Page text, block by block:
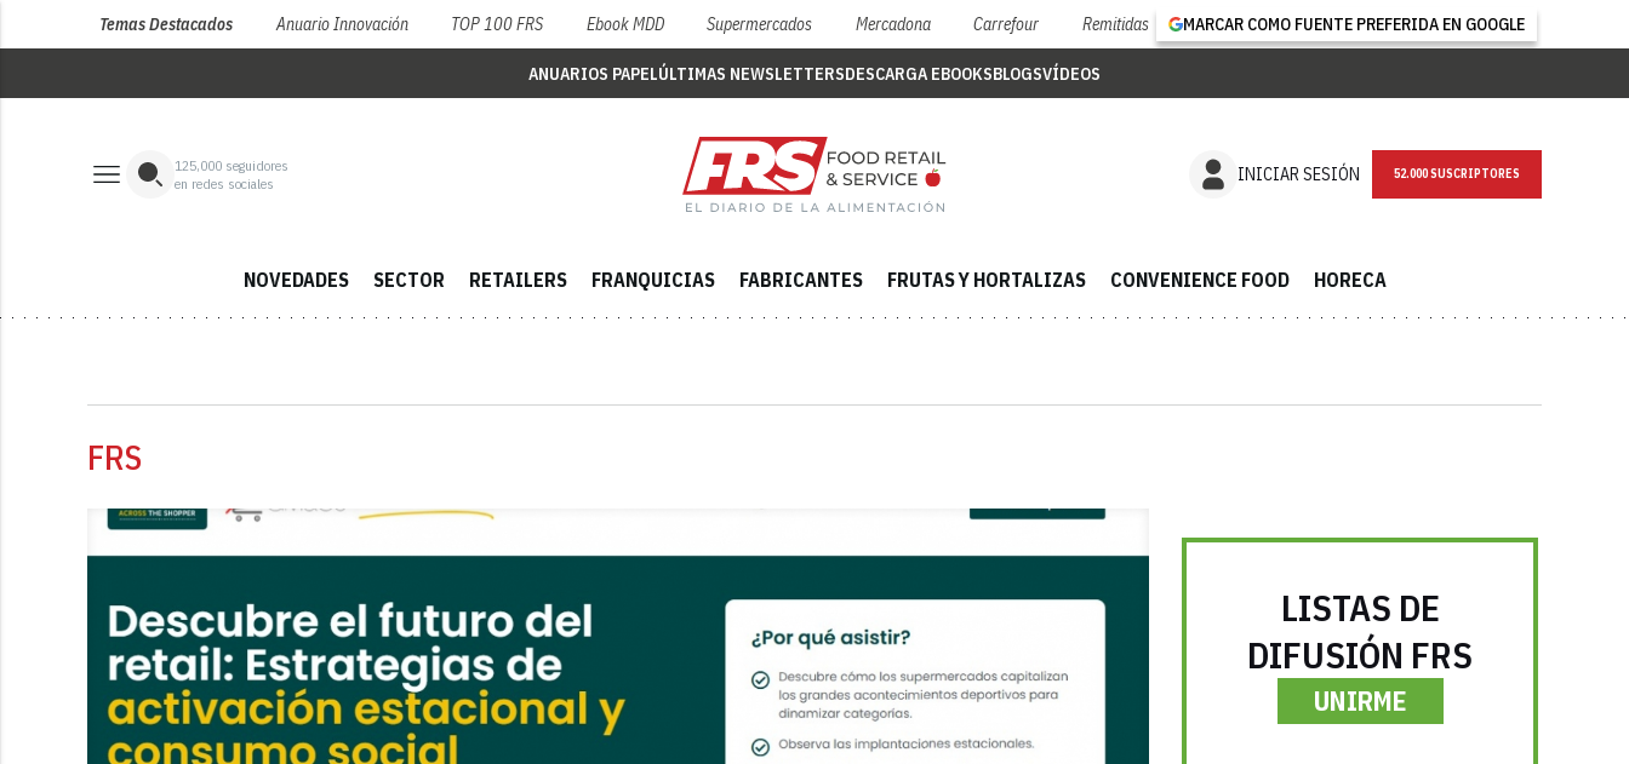
Temas Destacados Anuario Innovación TOP 100 FRS Ebook MDD Supermercados Mercadona Carrefour Remitidas MARCAR COMO FUENTE PREFERIDA EN GOOGLE
ANUARIOS PAPELÚLTIMAS NEWSLETTERSDESCARGA EBOOKSBLOGSVÍDEOS
125,000 seguidores
en redes sociales
INICIAR SESIÓN NEWSLETTER
NOVEDADES SECTOR RETAILERS FRANQUICIAS FABRICANTES FRUTAS Y HORTALIZAS CONVENIENCE FOOD HORECA
FRS
LISTAS DE
DIFUSIÓN FRS
UNIRME